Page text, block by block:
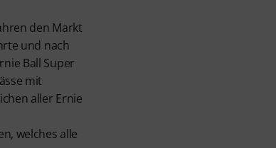
den Markt
und nach
Ball Super
mit
aller Ernie
welches alle